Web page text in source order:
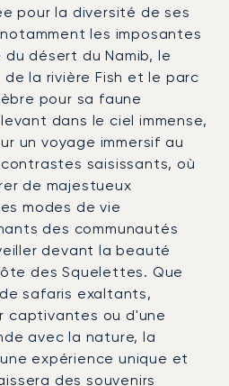
pour la diversité de ses
les imposantes
désert du Namib, le
la rivière Fish et le parc
pour sa faune
dans le ciel immense,
un voyage immersif au
saisissants, où
de majestueux
modes de vie
des communautés
devant la beauté
des Squelettes. Que
safaris exaltants,
captivantes ou d'une
avec la nature, la
expérience unique et
des souvenirs